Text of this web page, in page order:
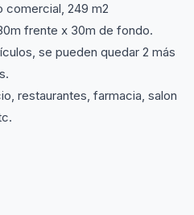
comercial, 249 m2
frente x 30m de fondo.
se pueden quedar 2 más
restaurantes, farmacia, salon